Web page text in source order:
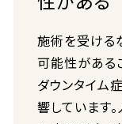
施術を受ける
可能性がある
ダウンタイム
響しています